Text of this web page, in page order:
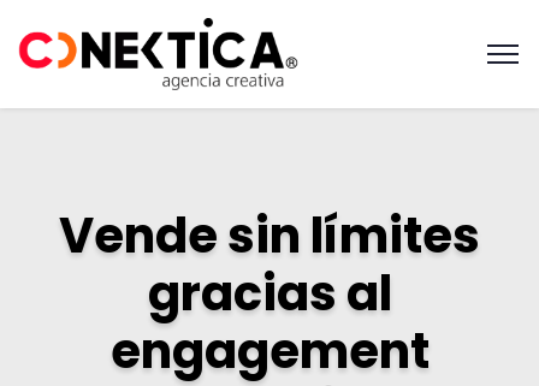
Vende sin límites
gracias al
engagement